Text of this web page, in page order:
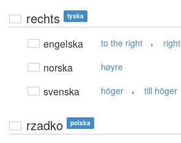
rechts tyska
engelska to the right , right
norska høyre
svenska höger , till höger
rzadko polska